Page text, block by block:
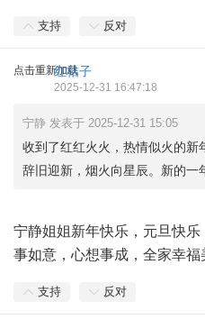
支持 反对
点击重新加载
红桔子
2025-12-31 16:47:18
宁静 发表于 2025-12-31 15:05
收到了红红火火，热情似火的新
辞旧迎新，烟火向星辰。新的一
宁静姐姐新年快乐，元旦快
事如意，心想事成，全家幸福
支持 反对